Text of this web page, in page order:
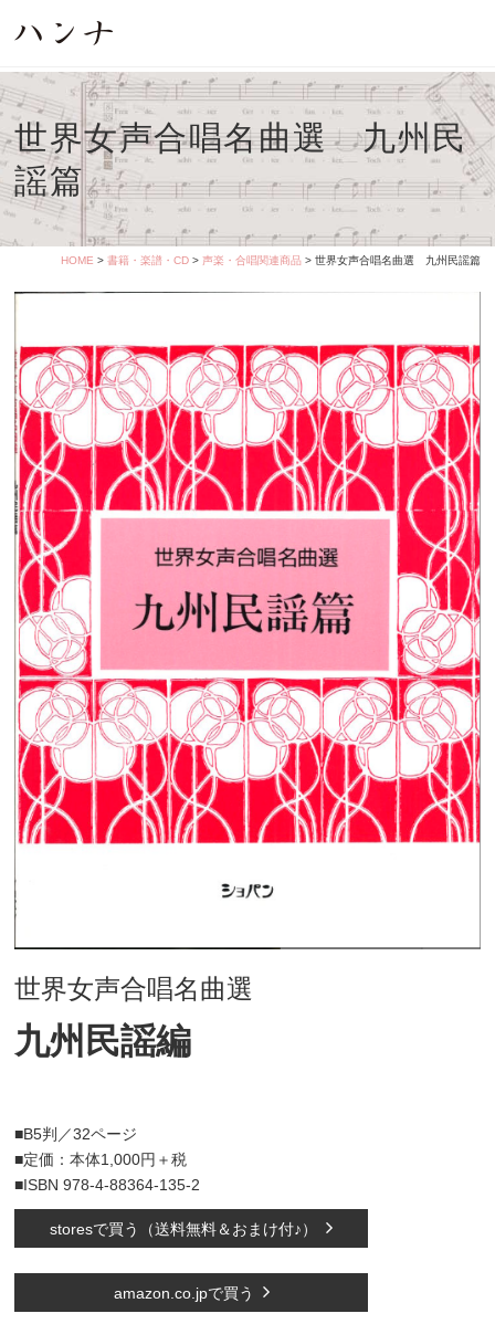
世界女声合唱名曲選 九州民
謡篇
HOME > 書籍・楽譜・CD> 声楽・合唱関連商品> 世界女声合唱名曲選 九州民謡篇
世界女声合唱名曲選
九州民謡編
■B5判／32ページ
■定価：本体1,000円＋税
■ISBN 978-4-88364-135-2
storesで買う（送料無料＆おまけ付♪）
amazon.co.jpで買う